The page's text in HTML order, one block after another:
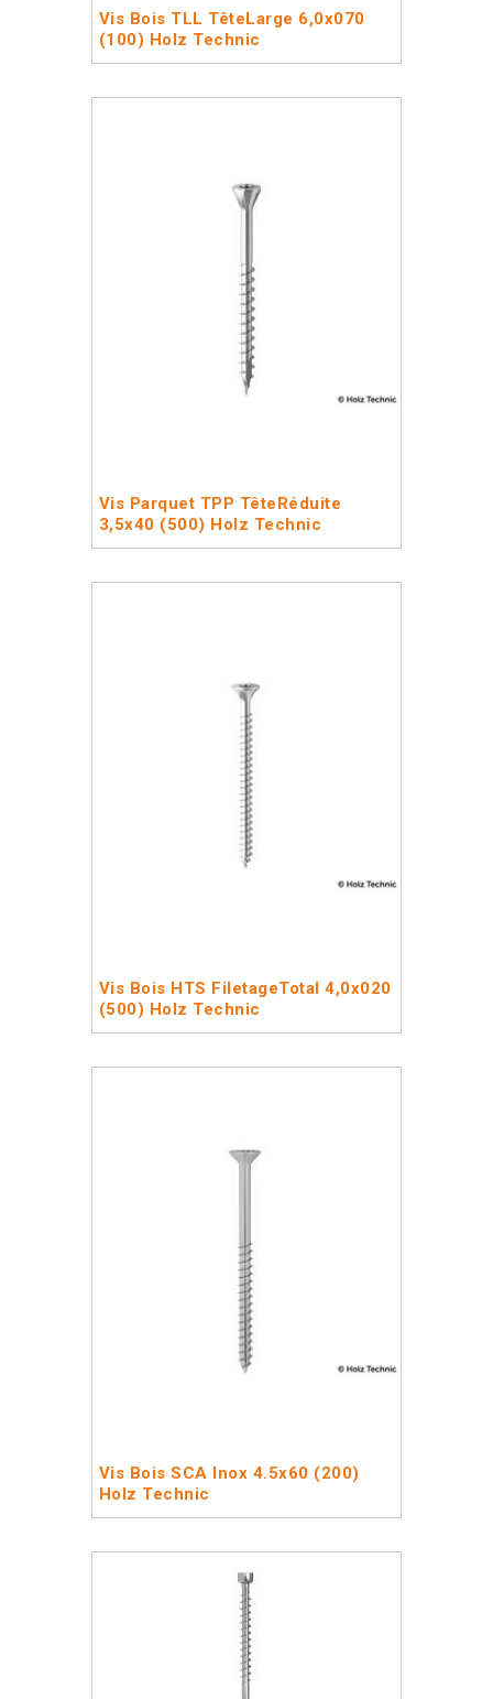
Vis Bois TLL TêteLarge 6,0x070
(100) Holz Technic
Vis Parquet TPP TêteRéduite
3,5x40 (500) Holz Technic
Vis Bois HTS FiletageTotal 4,0x020
(500) Holz Technic
Vis Bois SCA Inox 4.5x60 (200)
Holz Technic